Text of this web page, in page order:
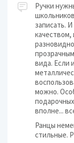
Ручки
записать.
качеством,
вида. Если
можно.
вполне...
Ранцы
стильные.